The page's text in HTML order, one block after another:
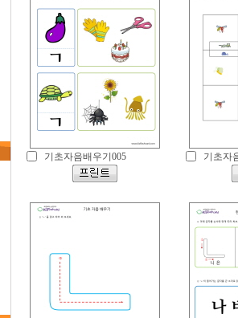
기초자음배우기005 기초자